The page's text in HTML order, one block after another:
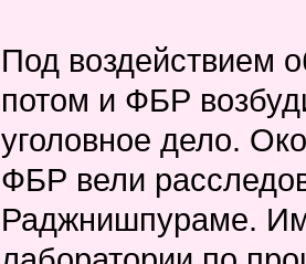
Под воздействием
потом и ФБР
уголовное дело.
ФБР вели
Раджнишпураме.